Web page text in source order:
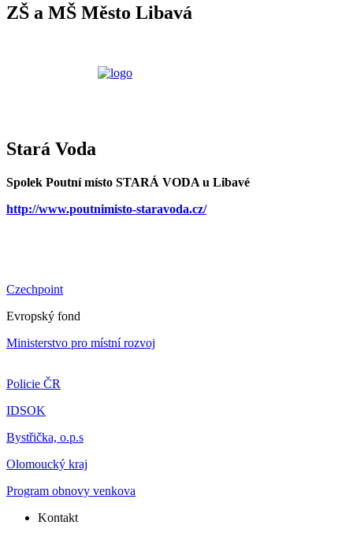
ZŠ a MŠ Město Libavá
Stará Voda
Spolek Poutní místo STARÁ VODA u Libavé
http://www.poutnimisto-staravoda.cz/
Czechpoint
Evropský fond
Ministerstvo pro místní rozvoj
Policie ČR
IDSOK
Bystřička, o.p.s
Olomoucký kraj
Program obnovy venkova
Kontakt